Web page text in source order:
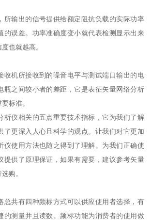
所输出的信号提供给额定阻抗负载的实际功率
的误差。功率准确度变小就代表检测显示出来
也就越高。
收机所接收到的噪音电平与测试端口输出的电
瓶之间较小者的差距，它是表征矢量网络分析
标准。
析仪相关的五点重要技术指标，它为我们了解
了更深入人心且科学的观点。让我们对它更加
仪使用方法也随之得到了理解。为我们正确使
提供了原理保证，如果有需要，建议参考矢量
购。
总共有四种频标方式可以供应使用者选择，有
的测量并且读数。频标功能为消费者的使用做